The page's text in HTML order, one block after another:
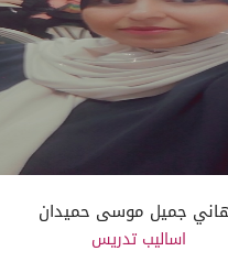
جميل موسى حميدان
اساليب تدريس